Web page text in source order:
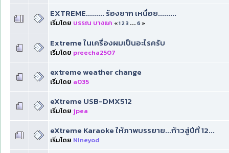
EXTREME......... ร้องยาก เหนื่อย.........
เริ่มโดย บรรณ บางแค «123 ...6»
Extreme ในเครื่องผมเป็นอะไรครับ
เริ่มโดย preecha2507
extreme weather change
เริ่มโดย a035
eXtreme USB-DMX512
เริ่มโดย jpea
eXtreme Karaoke ให้ภาพบรรยาย...ก้าวสู่ปีที่ 12...
เริ่มโดย Nineyod